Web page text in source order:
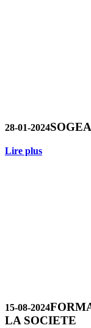
28-01-2024
Lire plus
15-08-2024
LA SOCIETE